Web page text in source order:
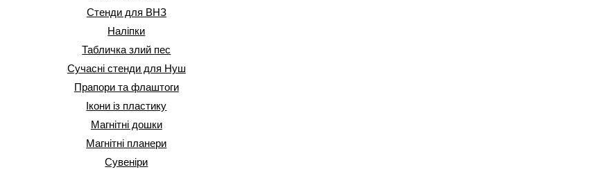
Стенди для ВНЗ
Наліпки
Табличка злий пес
Сучасні стенди для Нуш
Прапори та флаштоги
Ікони із пластику
Магнітні дошки
Магнітні планери
Сувеніри